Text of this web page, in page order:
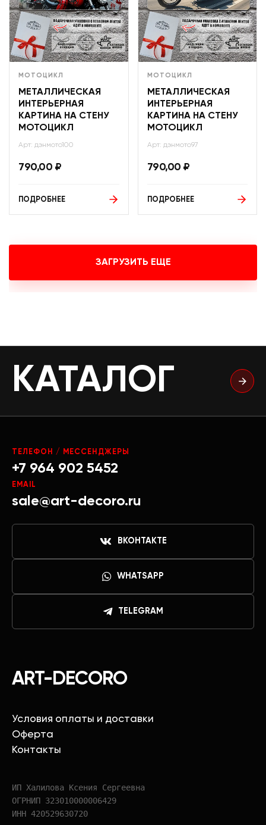
МОТОЦИКЛ
МЕТАЛЛИЧЕСКАЯ
ИНТЕРЬЕРНАЯ
КАРТИНА НА СТЕНУ
МОТОЦИКЛ
Арт: дэнмото100
790,00 ₽
ПОДРОБНЕЕ
МОТОЦИКЛ
МЕТАЛЛИЧЕСКАЯ
ИНТЕРЬЕРНАЯ
КАРТИНА НА СТЕНУ
МОТОЦИКЛ
Арт: дэнмото97
790,00 ₽
ПОДРОБНЕЕ
ЗАГРУЗИТЬ ЕЩЕ
КАТАЛОГ
ART-DECORO
Условия оплаты и доставки
Оферта
Контакты
ИП Халилова Ксения Сергеевна
ОГРНИП 323010000006429
ИНН 420529630720
ТЕЛЕФОН / МЕССЕНДЖЕРЫ
+7 964 902 5452
EMAIL
sale@art-decoro.ru
ВКОНТАКТЕ
WHATSAPP
TELEGRAM